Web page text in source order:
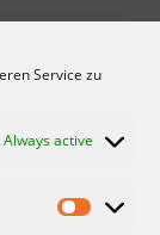
Service zu
Always active